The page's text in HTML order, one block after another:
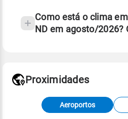
Como está o clima
ND em agosto/2026?
Fonte: dados combinados
meteorológicas e satélite do
Proximidades
Aeroportos